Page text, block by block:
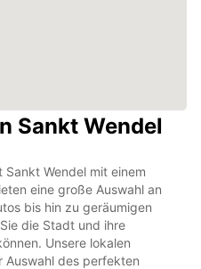
Sankt Wendel
Wendel mit einem
eine große Auswahl an
bis hin zu geräumigen
die Stadt und ihre
Unsere lokalen
Auswahl des perfekten